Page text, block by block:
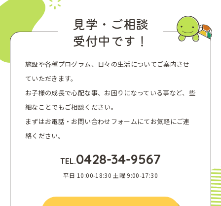
見学・ご相談
受付中です！
施設や各種プログラム、日々の生活についてご案内させ
ていただきます。
お子様の成長で心配な事、お困りになっている事など、些
細なことでもご相談ください。
まずはお電話・お問い合わせフォームにてお気軽にご連
絡ください。
TEL.0428-34-9567
平日 10:00-18:30 土曜 9:00-17:30